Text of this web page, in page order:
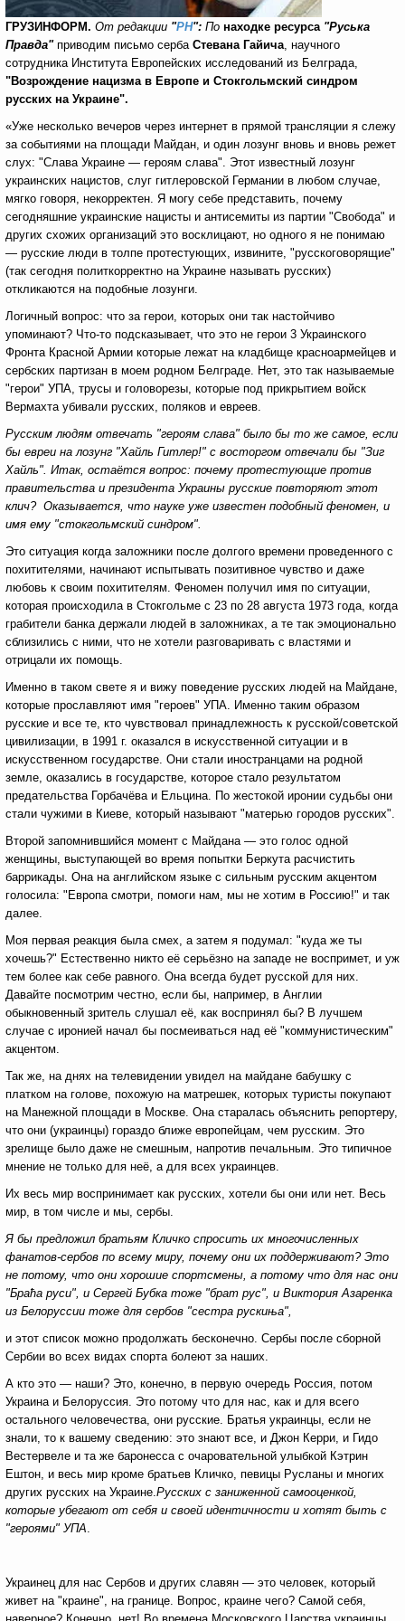
ГРУЗИНФОРМ. От редакции "РН": По находке ресурса "Руська
Правда"приводим письмо серба Стевана Гайича, научного
сотрудника Института Европейских исследований из Белграда,
"Возрождение нацизма в Европе и Стокгольмский синдром
русских на Украине".
«Уже несколько вечеров через интернет в прямой трансляции я слежу
за событиями на площади Майдан, и один лозунг вновь и вновь режет
слух: "Слава Украине — героям слава". Этот известный лозунг
украинских нацистов, слуг гитлеровской Германии в любом случае,
мягко говоря, некорректен. Я могу себе представить, почему
сегодняшние украинские нацисты и антисемиты из партии "Свобода" и
других схожих организаций это восклицают, но одного я не понимаю
— русские люди в толпе протестующих, извините, "русскоговорящие"
(так сегодня политкорректно на Украине называть русских)
откликаются на подобные лозунги.
Логичный вопрос: что за герои, которых они так настойчиво
упоминают? Что-то подсказывает, что это не герои 3 Украинского
Фронта Красной Армии которые лежат на кладбище красноармейцев и
сербских партизан в моем родном Белграде. Нет, это так называемые
"герои" УПА, трусы и головорезы, которые под прикрытием войск
Вермахта убивали русских, поляков и евреев.
Русским людям отвечать "героям слава" было бы то же самое, если
бы евреи на лозунг "Хайль Гитлер!" с восторгом отвечали бы "Зиг
Хайль". Итак, остаётся вопрос: почему протестующие против
правительства и президента Украины русские повторяют этот
клич? Оказывается, что науке уже известен подобный феномен, и
имя ему "стокгольмский синдром".
Это ситуация когда заложники после долгого времени проведенного с
похитителями, начинают испытывать позитивное чувство и даже
любовь к своим похитителям. Феномен получил имя по ситуации,
которая происходила в Стокгольме с 23 по 28 августа 1973 года, когда
грабители банка держали людей в заложниках, а те так эмоционально
сблизились с ними, что не хотели разговаривать с властями и
отрицали их помощь.
Именно в таком свете я и вижу поведение русских людей на Майдане,
которые прославляют имя "героев" УПА. Именно таким образом
русские и все те, кто чувствовал принадлежность к русской/советской
цивилизации, в 1991 г. оказался в искусственной ситуации и в
искусственном государстве. Они стали иностранцами на родной
земле, оказались в государстве, которое стало результатом
предательства Горбачёва и Ельцина. По жестокой иронии судьбы они
стали чужими в Киеве, который называют "матерью городов русских".
Второй запомнившийся момент с Майдана — это голос одной
женщины, выступающей во время попытки Беркута расчистить
баррикады. Она на английском языке с сильным русским акцентом
голосила: "Европа смотри, помоги нам, мы не хотим в Россию!" и так
далее.
Моя первая реакция была смех, а затем я подумал: "куда же ты
хочешь?" Естественно никто её серьёзно на западе не воспримет, и уж
тем более как себе равного. Она всегда будет русской для них.
Давайте посмотрим честно, если бы, например, в Англии
обыкновенный зритель слушал её, как воспринял бы? В лучшем
случае с иронией начал бы посмеиваться над её "коммунистическим"
акцентом.
Так же, на днях на телевидении увидел на майдане бабушку с
платком на голове, похожую на матрешек, которых туристы покупают
на Манежной площади в Москве. Она старалась объяснить репортеру,
что они (украинцы) гораздо ближе европейцам, чем русским. Это
зрелище было даже не смешным, напротив печальным. Это типичное
мнение не только для неё, а для всех украинцев.
Их весь мир воспринимает как русских, хотели бы они или нет. Весь
мир, в том числе и мы, сербы.
Я бы предложил братьям Кличко спросить их многочисленных
фанатов-сербов по всему миру, почему они их поддерживают? Это
не потому, что они хорошие спортсмены, а потому что для нас они
"Браћа руси", и Сергей Бубка тоже "брат рус", и Виктория Азаренка
из Белоруссии тоже для сербов "сестра рускиња",
и этот список можно продолжать бесконечно. Сербы после сборной
Сербии во всех видах спорта болеют за наших.
А кто это — наши? Это, конечно, в первую очередь Россия, потом
Украина и Белоруссия. Это потому что для нас, как и для всего
остального человечества, они русские. Братья украинцы, если не
знали, то к вашему сведению: это знают все, и Джон Керри, и Гидо
Вестервеле и та же баронесса с очаровательной улыбкой Кэтрин
Ештон, и весь мир кроме братьев Кличко, певицы Русланы и многих
других русских на Украине.Русских с заниженной самооценкой,
которые убегают от себя и своей идентичности и хотят быть с
"героями" УПА.
Украинец для нас Сербов и других славян — это человек, который
живет на "краине", на границе. Вопрос, краине чего? Самой себя,